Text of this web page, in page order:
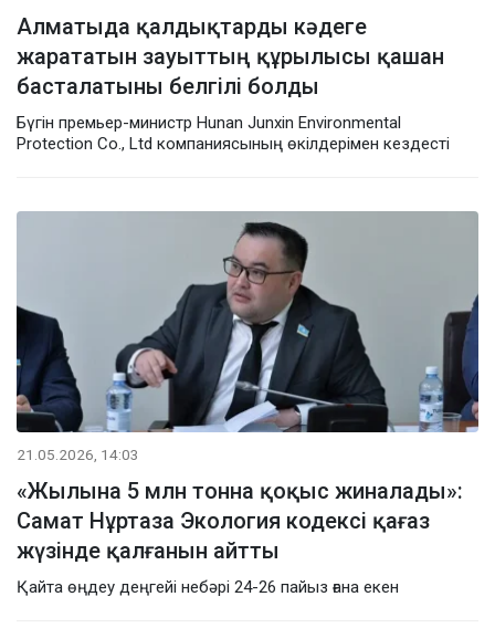
Алматыда қалдықтарды кәдеге
жарататын зауыттың құрылысы қашан
басталатыны белгілі болды
Бүгін премьер-министр Hunan Junxin Environmental
Protection Co., Ltd компаниясының өкілдерімен кездесті
21.05.2026, 14:03
«Жылына 5 млн тонна қоқыс жиналады»:
Самат Нұртаза Экология кодексі қағаз
жүзінде қалғанын айтты
Қайта өңдеу деңгейі небәрі 24-26 пайыз ғана екен